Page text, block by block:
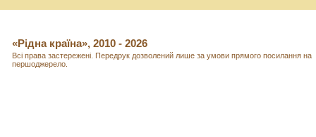
«Рідна країна», 2010 - 2026
Всі права застережені. Передрук дозволений лише за умови прямого посилання на
першоджерело.